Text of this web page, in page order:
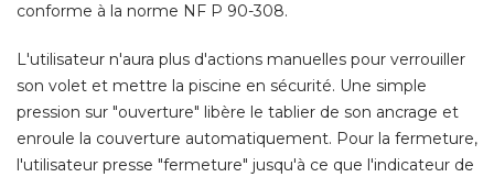
conforme à la norme NF P 90-308.
L'utilisateur n'aura plus d'actions manuelles pour verrouiller
son volet et mettre la piscine en sécurité. Une simple
pression sur "ouverture" libère le tablier de son ancrage et
enroule la couverture automatiquement. Pour la fermeture,
l'utilisateur presse "fermeture" jusqu'à ce que l'indicateur de